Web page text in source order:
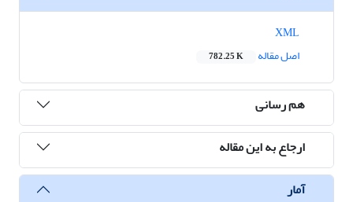
اصل مقاله
782.25 K
هم رسانی
ارجاع به این مقاله
آمار